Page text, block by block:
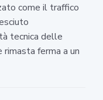
come il traffico
tecnica delle
ferma a un